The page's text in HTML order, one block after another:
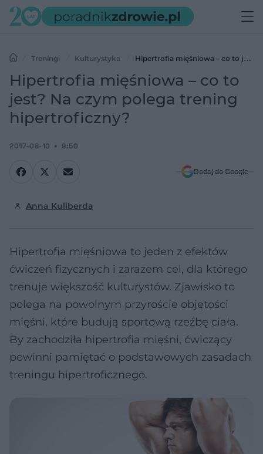
Treningi Kulturystyka
Hipertrofia mięśniowa – co to jest?
Na czym polega trening hipertroficzny?
Hipertrofia mięśniowa – co to
jest? Na czym polega trening
hipertroficzny?
2017-08-10 9:50
Dodaj do Google
Anna Kuliberda
Hipertrofia mięśniowa to jeden z efektów
ćwiczeń fizycznych i zarazem cel, dla którego
trenuje większość kulturystów. Zjawisko to
polega na powolnym przyroście objętości
mięśni, które budują sportową rzeźbę ciała.
By zachodziła hipertrofia mięśni, ćwiczący
powinni pamiętać o podstawowych zasadach
treningu hipertroficznego.